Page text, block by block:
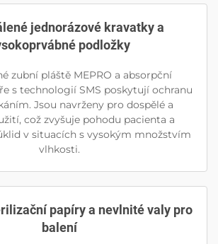
jednorázové kravatky a
podložky
zubní pláště MEPRO a absorpční
s technologií SMS poskytují ochranu
Jsou navrženy pro dospělé a
což zvyšuje pohodu pacienta a
v situacích s vysokým množstvím
vlhkosti.
papíry a nevlnité valy pro
balení